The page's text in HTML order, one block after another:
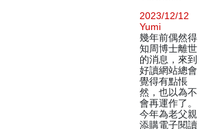
2023/12/12
Yumi
幾年前偶然得
知周博士離世
的消息，來到
好讀網站總會
覺得有點悵
然，也以為不
會再運作了。
今年為老父親
添購電子閱讀